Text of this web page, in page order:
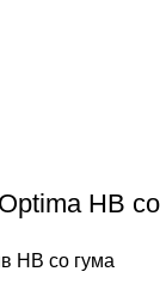
HB
HB со гума